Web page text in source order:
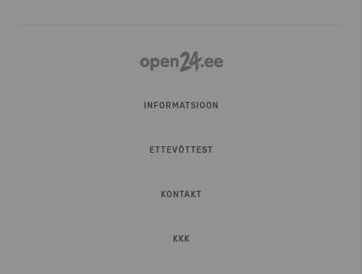
INFORMATSIOON
ETTEVÕTTEST
KONTAKT
KKK